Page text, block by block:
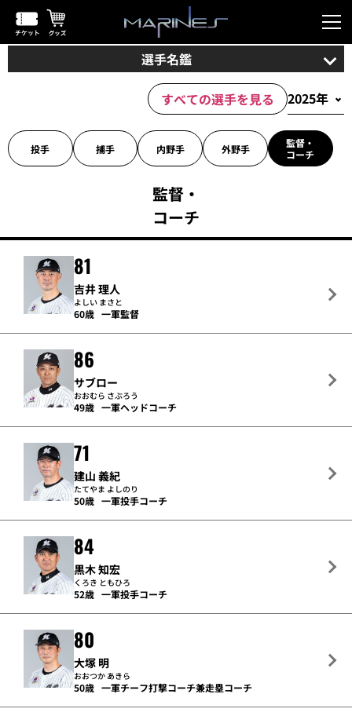
選手名鑑
すべての選手を見る
投手 捕手 内野手 外野手
監督・
コーチ
監督・
コーチ
81
吉井 理人
よしい まさと
60歳 一軍監督
86
サブロー
おおむら さぶろう
49歳 一軍ヘッドコーチ
71
建山 義紀
たてやま よしのり
50歳 一軍投手コーチ
84
黒木 知宏
くろき ともひろ
52歳 一軍投手コーチ
80
大塚 明
おおつか あきら
50歳 一軍チーフ打撃コーチ兼走塁コーチ